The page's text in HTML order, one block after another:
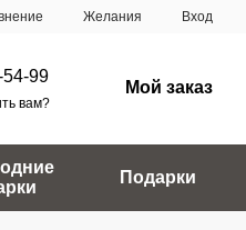
Желания Вход
99
вам?
Мой заказ
Подарки